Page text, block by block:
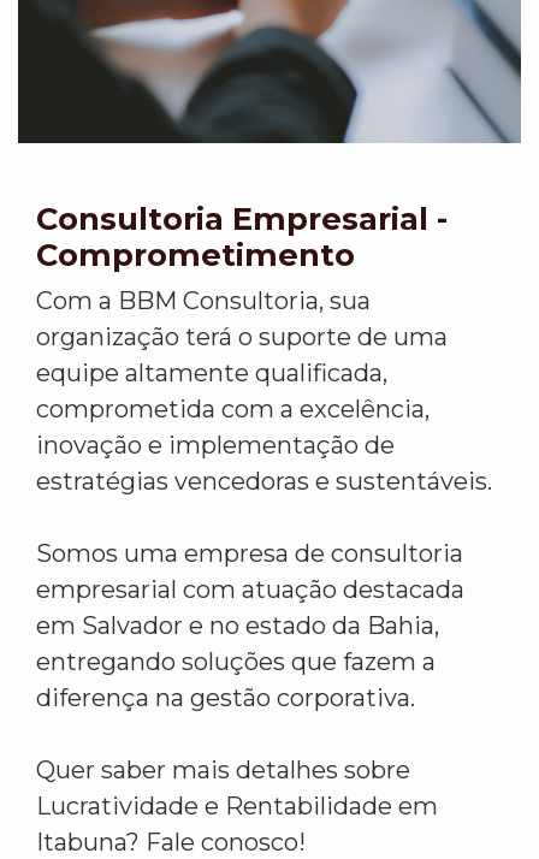
Consultoria Empresarial -
Comprometimento
Com a BBM Consultoria, sua
organização terá o suporte de uma
equipe altamente qualificada,
comprometida com a excelência,
inovação e implementação de
estratégias vencedoras e sustentáveis.
Somos uma empresa de consultoria
empresarial com atuação destacada
em Salvador e no estado da Bahia,
entregando soluções que fazem a
diferença na gestão corporativa.
Quer saber mais detalhes sobre
Lucratividade e Rentabilidade em
Itabuna? Fale conosco!